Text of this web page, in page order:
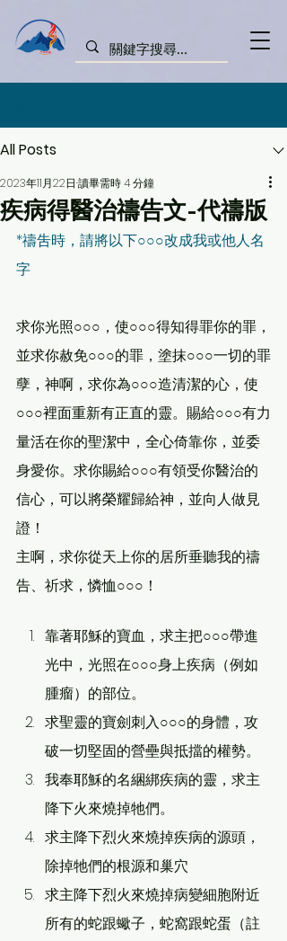
All Posts
疾病得醫治禱告文-代禱版
2023年11月22日 讀畢需時 4 分鐘
*禱吿時，請將以下○○○改成我或他人名
字
求你光照○○○，使○○○得知得罪你的罪，
並求你赦免○○○的罪，塗抹○○○一切的罪
孽，神啊，求你為○○○造清潔的心，使
○○○裡面重新有正直的靈。賜給○○○有力
量活在你的聖潔中，全心倚靠你，並委
身愛你。求你賜給○○○有領受你醫治的
信心，可以將榮耀歸給神，並向人做見
證！
主啊，求你從天上你的居所垂聽我的禱
告、祈求，憐恤○○○！
靠著耶穌的寶血，求主把○○○帶進
光中，光照在○○○身上疾病（例如
腫瘤）的部位。
求聖靈的寶劍刺入○○○的身體，攻
破一切堅固的營壘與抵擋的權勢。
我奉耶穌的名綑綁疾病的靈，求主
降下火來燒掉牠們。
求主降下烈火來燒掉疾病的源頭，
除掉牠們的根源和巢穴
求主降下烈火來燒掉病變細胞附近
所有的蛇跟蠍子，蛇窩跟蛇蛋（註